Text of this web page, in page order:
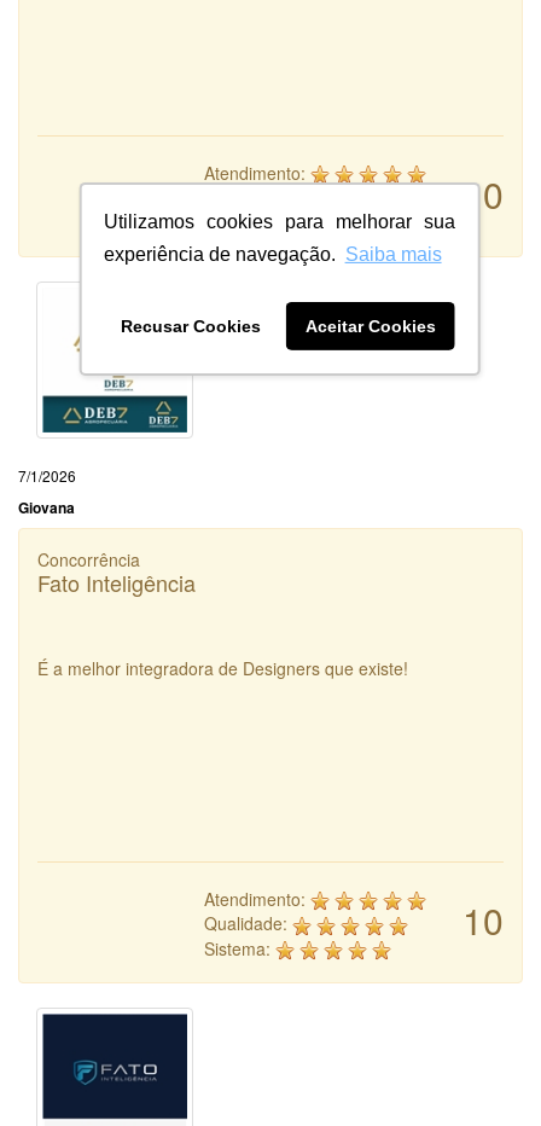
Utilizamos cookies para melhorar sua
experiência de navegação. Saiba mais
Recusar Cookies Aceitar Cookies
10
Atendimento:
Sistema:
7/1/2026
Giovana
Concorrência
Fato Inteligência
É a melhor integradora de Designers que existe!
10
Atendimento:
Qualidade:
Sistema: